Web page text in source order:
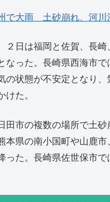
で大雨 土砂崩れ、河川
２日は福岡と佐賀、長
なった。長崎県西海市
状態が不安定となり
けた。
田市の複数の場所で土
本県の南小国町や山鹿
った。長崎県佐世保市